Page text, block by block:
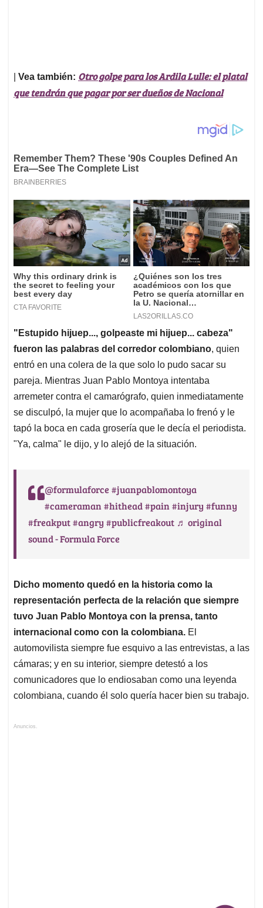
Vea también: Otro golpe para los Ardila Lulle: el platal
que tendrán que pagar por ser dueños de Nacional
"Estupido hijuep..., golpeaste mi hijuep... cabeza"
fueron las palabras del corredor colombiano, quien
entró en una colera de la que solo lo pudo sacar su
pareja. Mientras Juan Pablo Montoya intentaba
arremeter contra el camarógrafo, quien inmediatamente
se disculpó, la mujer que lo acompañaba lo frenó y le
tapó la boca en cada grosería que le decía el periodista.
"Ya, calma" le dijo, y lo alejó de la situación.
@formulaforce #juanpablomontoya
#cameraman #hithead#pain #injury #funny
#freakput#angry #publicfreakout ♬ original
sound - Formula Force
Dicho momento quedó en la historia como la
representación perfecta de la relación que siempre
tuvo Juan Pablo Montoya con la prensa, tanto
internacional como con la colombiana. El
automovilista siempre fue esquivo a las entrevistas, a las
cámaras; y en su interior, siempre detestó a los
comunicadores que lo endiosaban como una leyenda
colombiana, cuando él solo quería hacer bien su trabajo.
Anuncios.